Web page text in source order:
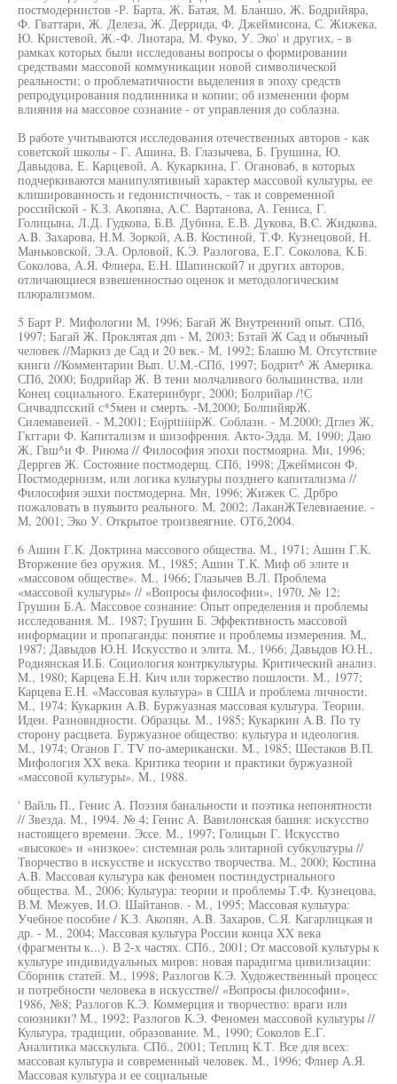
постмодернистов -Р. Барта, Ж. Батая, М. Бланшо, Ж. Бодрийяра,
Ф. Гваттари, Ж. Делеза, Ж. Деррида, Ф. Джеймисона, С. Жижека,
Ю. Кристевой, Ж.-Ф. Лиотара, М. Фуко, У. Эко' и других, - в
рамках которых были исследованы вопросы о формировании
средствами массовой коммуникации новой символической
реальности; о проблематичности выделения в эпоху средств
репродуцирования подлинника и копии; об изменении форм
влияния на массовое сознание - от управления до соблазна.
В работе учитываются исследования отечественных авторов - как
советской школы - Г. Ашина, В. Глазычева, Б. Грушина, Ю.
Давыдова, Е. Карцевой, А. Кукаркина, Г. Оганова6, в которых
подчеркиваются манипулятивный характер массовой культуры, ее
клишированность и гедонистичность, - так и современной
российской - К.З. Акопяна, A.C. Вартанова, А. Гениса, Г.
Голицына, Л.Д. Гудкова, Б.В. Дубина, Е.В. Дукова, B.C. Жидкова,
A.B. Захарова, Н.М. Зоркой, A.B. Костиной, Т.Ф. Кузнецовой, Н.
Маньковской, Э.А. Орловой, К.Э. Разлогова, Е.Г. Соколова, К.Б.
Соколова, А.Я. Флиера, E.H. Шапинской7 и других авторов,
отличающиеся взвешенностью оценок и методологическим
плюрализмом.
5 Барт Р. Мифологии М, 1996; Багай Ж Внутренний опыт. СПб,
1997; Багай Ж. Проклятая дm - М, 2003; Бзтай Ж Сад и обычный
человек //Маркиз де Сад и 20 век.- М, 1992; Блашю М. Отсутствие
книги //Комментарии Вып. U.M.-СПб, 1997; Бодрит^ Ж Америка.
СПб, 2000; Бодрийар Ж. В тени молчаливого большинства, или
Конец социального. Екатеринбург, 2000; Болрийар /!С
Сичвадпсский с*5мен и смерть. -М,2000; БолпийярЖ.
Силемавеией. - М,2001; EojpttiiiipЖ. Соблазн. - М.2000; Дглез Ж,
Гкггари Ф. Капитализм и шизофрения. Акто-Эдда. М, 1990; Даю
Ж, Гвш^и Ф. Риюма // Философия эпохи постмоярна. Ми, 1996;
Дерргев Ж. Состояние постмодерщ. СПб, 1998; Джеймисон Ф.
Постмодернизм, или логика культуры позднего капитализма //
Философия эшхи постмодерна. Мн, 1996; Жижек С. Дрбро
пожаловать в пуяынто реального. M, 2002; ЛаканЖТелевиаение. -
М, 2001; Эко У. Открытое троизвеягние. ОТб,2004.
6 Ашин Г.К. Доктрина массового общества. М., 1971; Ашин Г.К.
Вторжение без оружия. М., 1985; Ашин Т.К. Миф об элите и
«массовом обществе». М., 1966; Глазычев В.Л. Проблема
«массовой культуры» // «Вопросы философии», 1970, № 12;
Грушин Б.А. Массовое сознание: Опыт определения и проблемы
исследования. М.. 1987; Грушин Б. Эффективность массовой
информации и пропаганды: понятие и проблемы измерения. М„
1987; Давыдов Ю.Н. Искусство и элита. M., 1966; Давыдов Ю.Н.,
Роднянская И.Б. Социология контркультуры. Критический анализ.
M., 1980; Карцева E.H. Кич или торжество пошлости. М., 1977;
Карцева E.H. «Массовая культура» в США и проблема личности.
М., 1974; Кукаркин A.B. Буржуазная массовая культура. Теории.
Идеи. Разновидности. Образцы. М., 1985; Кукаркин A.B. По ту
сторону расцвета. Буржуазное общество: культура и идеология.
М., 1974; Оганов Г. TV по-американски. M., 1985; Шестаков В.П.
Мифология XX века. Критика теории и практики буржуазной
«массовой культуры». M., 1988.
' Вайль П., Генис А. Поэзия банальности и поэтика непонятности
// Звезда. М., 1994. № 4; Генис А. Вавилонская башня: искусство
настоящего времени. Эссе. М., 1997; Голицын Г. Искусство
«высокое» и «низкое»: системная роль элитарной субкультуры //
Творчество в искусстве и искусство творчества. М., 2000; Костина
A.B. Массовая культура как феномен постиндустриального
общества. М., 2006; Культура: теории и проблемы Т.Ф. Кузнецова,
В.М. Межуев, И.О. Шайтанов. - М., 1995; Массовая культура:
Учебное пособие / К.З. Акопян, A.B. Захаров, С.Я. Кагарлицкая и
др. - М., 2004; Массовая культура России конца XX века
(фрагменты к...). В 2-х частях. СПб., 2001; От массовой культуры к
культуре индивидуальных миров: новая парадигма цивилизации:
Сборник статей. М., 1998; Разлогов К.Э. Художественный процесс
и потребности человека в искусстве// «Вопросы философии»,
1986, №8; Разлогов К.Э. Коммерция и творчество: враги или
союзники? М., 1992; Разлогов К.Э. Феномен массовой культуры //
Культура, традиции, образование. М., 1990; Соколов Е.Г.
Аналитика масскульта. СПб., 2001; Теплиц К.Т. Все для всех:
массовая культура и современный человек. М., 1996; Флиер А.Я.
Массовая культура и ее социальные